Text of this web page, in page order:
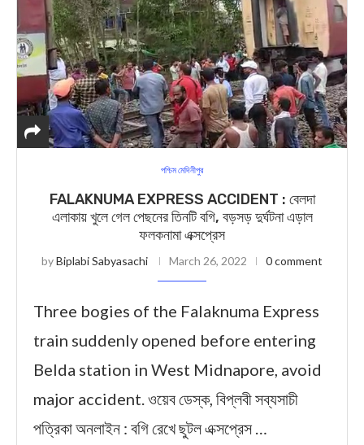
পশ্চিম মেদিনীপুর
FALAKNUMA EXPRESS ACCIDENT : বেলদা
এলাকায় খুলে গেল পেছনের তিনটি বগি, বড়সড় দুর্ঘটনা এড়াল
ফলকনামা এক্সপ্রেস
byBiplabi Sabyasachi March 26, 2022 0 comment
Three bogies of the Falaknuma Express
train suddenly opened before entering
Belda station in West Midnapore, avoid
major accident. ওয়েব ডেস্ক, বিপ্লবী সব্যসাচী
পত্রিকা অনলাইন : বগি রেখে ছুটল এক্সপ্রেস …